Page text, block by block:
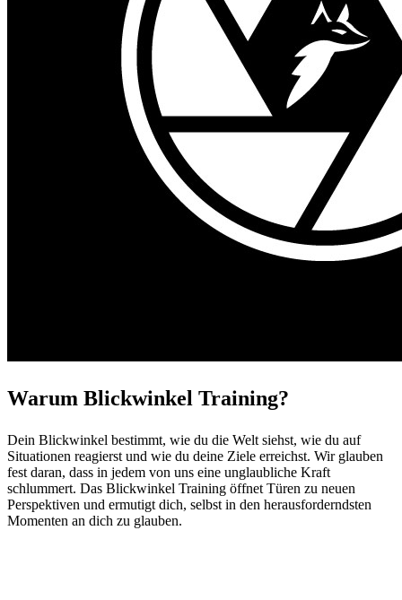
Warum Blickwinkel Training?
Dein Blickwinkel bestimmt, wie du die Welt siehst, wie du auf
Situationen reagierst und wie du deine Ziele erreichst. Wir glauben
fest daran, dass in jedem von uns eine unglaubliche Kraft
schlummert. Das Blickwinkel Training öffnet Türen zu neuen
Perspektiven und ermutigt dich, selbst in den herausforderndsten
Momenten an dich zu glauben.